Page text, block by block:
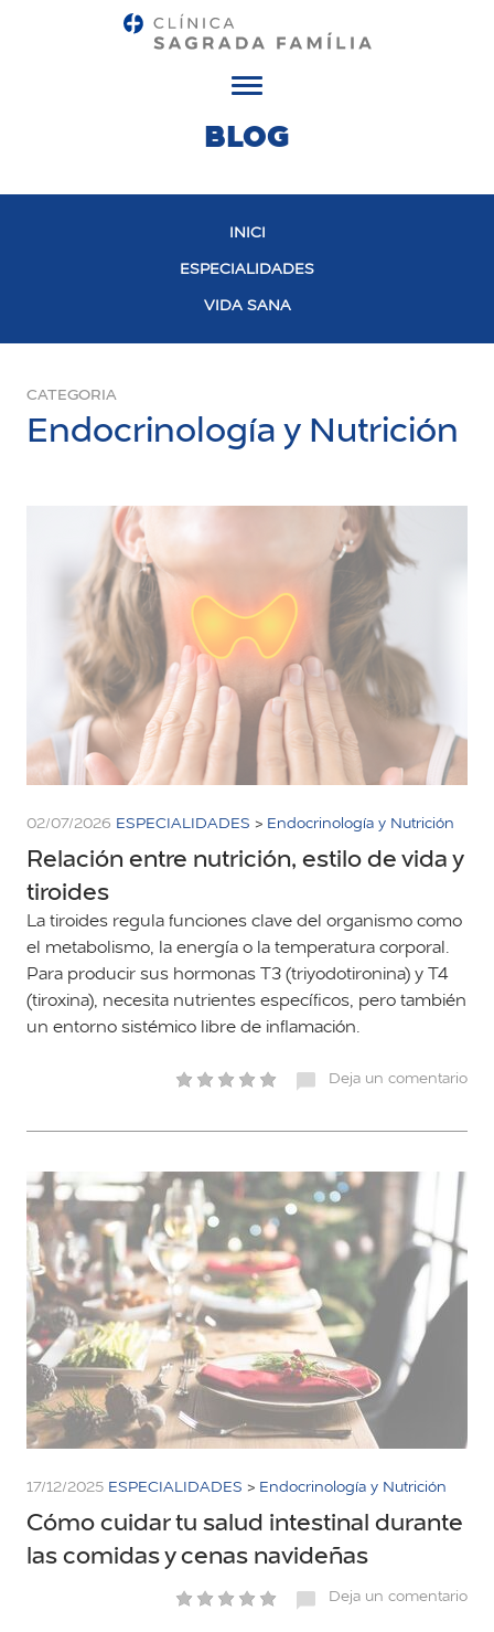
BLOG
INICI
ESPECIALIDADES
VIDA SANA
CATEGORIA
Endocrinología y Nutrición
02/07/2026 ESPECIALIDADES > Endocrinología y Nutrición
Relación entre nutrición, estilo de vida y
tiroides
La tiroides regula funciones clave del organismo como
el metabolismo, la energía o la temperatura corporal.
Para producir sus hormonas T3 (triyodotironina) y T4
(tiroxina), necesita nutrientes específicos, pero también
un entorno sistémico libre de inflamación.
Deja un comentario
17/12/2025 ESPECIALIDADES > Endocrinología y Nutrición
Cómo cuidar tu salud intestinal durante
las comidas y cenas navideñas
Deja un comentario